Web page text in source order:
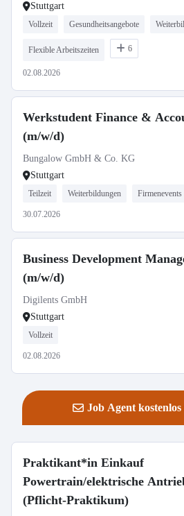
Stuttgart
Vollzeit Gesundheitsangebote
Flexible Arbeitszeiten 6
02.08.2026
Werkstudent Finance &
(m/w/d)
Bungalow GmbH & Co. KG
Stuttgart
Teilzeit Weiterbildungen Firmenevents
30.07.2026
Business Development
(m/w/d)
Digilents GmbH
Stuttgart
Vollzeit
02.08.2026
Job Agent
Praktikant*in Einkauf
Powertrain/elektrische
(Pflicht-Praktikum)